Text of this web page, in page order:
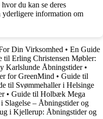
du kan se deres
yderligere information om
Din Virksomhed • En Guide
til Erling Christensen Møbler:
Karlslunde Åbningstider•
for GreenMind • Guide til
til Svømmehaller i Helsinge
• Guide til Holbæk Mega
Slagelse – Åbningstider og
i Kjellerup: Åbningstider og